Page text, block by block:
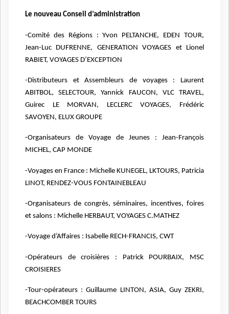
Le nouveau Conseil d’administration
-Comité des Régions : Yvon PELTANCHE, EDEN TOUR,
Jean-Luc DUFRENNE, GENERATIONVOYAGES et Lionel
RABIET, VOYAGES D’EXCEPTION
-Distributeurs et Assembleurs de voyages : Laurent
ABITBOL, SELECTOUR, Yannick FAUCON, VLC TRAVEL,
Guirec LE MORVAN, LECLERC VOYAGES, Frédéric
SAVOYEN, ELUX GROUPE
-Organisateurs de Voyage de Jeunes : Jean-François
MICHEL, CAP MONDE
-Voyages en France : Michelle KUNEGEL, LKTOURS, Patricia
LINOT, RENDEZ-VOUS FONTAINEBLEAU
-Organisateurs de congrès, séminaires, incentives, foires
et salons : Michelle HERBAUT, VOYAGES C.MATHEZ
-Voyage d’Affaires : Isabelle RECH-FRANCIS, CWT
-Opérateurs de croisières : Patrick POURBAIX, MSC
CROISIERES
-Tour-opérateurs : Guillaume LINTON, ASIA, Guy ZEKRI,
BEACHCOMBER TOURS